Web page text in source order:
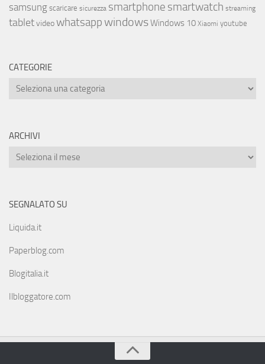
samsungscaricare sicurezza smartphone smartwatch streaming
tabletvideowhatsappwindowsWindows 10 Xiaomi youtube
CATEGORIE
ARCHIVI
SEGNALATO SU
Liquida.it
Paperblog.com
Blogitalia.it
Ilbloggatore.com